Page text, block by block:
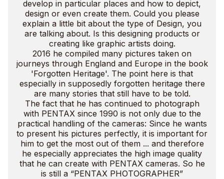
develop in particular places and how to depict,
design or even create them. Could you please
explain a little bit about the type of Design, you
are talking about. Is this designing products or
creating like graphic artists doing.
2016 he compiled many pictures taken on
journeys through England and Europe in the book
'Forgotten Heritage'. The point here is that
especially in supposedly forgotten heritage there
are many stories that still have to be told.
The fact that he has continued to photograph
with PENTAX since 1990 is not only due to the
practical handling of the cameras: Since he wants
to present his pictures perfectly, it is important for
him to get the most out of them ... and therefore
he especially appreciates the high image quality
that he can create with PENTAX cameras. So he
is still a “PENTAX PHOTOGRAPHER”